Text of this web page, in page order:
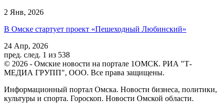
2 Янв, 2026
В Омске стартует проект «Пешеходный Любинский»
24 Апр, 2026
пред. след. 1 из 538
© 2026 - Омские новости на портале 1ОМСК. РИА "Т-
МЕДИА ГРУПП", ООО. Все права защищены.
Информационный портал Омска. Новости бизнеса, политики,
культуры и спорта. Гороскоп. Новости Омской области.